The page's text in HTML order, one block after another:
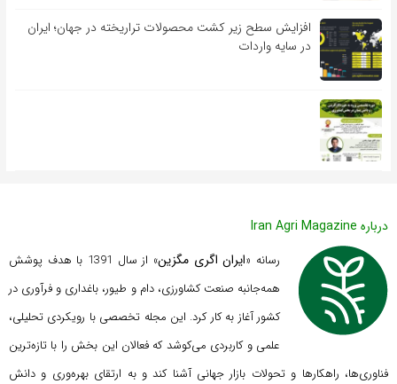
افزایش سطح زیر کشت محصولات تراریخته در جهان؛ ایران
در سایه واردات
درباره Iran Agri Magazine
رسانه «ایران اگری مگزین
» از سال 1391 با هدف پوشش
همه‌جانبه صنعت کشاورزی، دام و طیور، باغداری و فرآوری در
کشور آغاز به کار کرد. این مجله تخصصی با رویکردی تحلیلی،
علمی و کاربردی می‌کوشد که فعالان این بخش را با تازه‌ترین
فناوری‌ها، راهکارها و تحولات بازار جهانی آشنا کند و به ارتقای بهره‌وری و دانش